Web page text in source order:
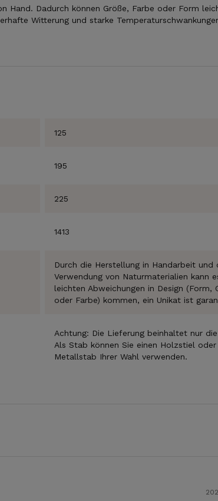
Hand. Dadurch können Größe, Farbe oder Form
Witterung und starke
125
195
225
1413
Durch die Herstellung in Handarbeit und
Verwendung von Naturmaterialien kann
leichten Abweichungen in Design (Form,
oder Farbe) kommen, ein Unikat ist
Achtung: Die Lieferung beinhaltet nur die
Als Stab können Sie einen Holzstiel oder
Metallstab Ihrer Wahl verwenden.
DEIN